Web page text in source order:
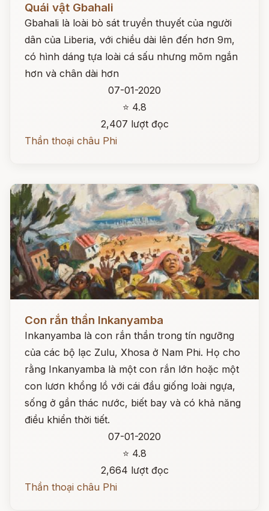
Quái vật Gbahali
Gbahali là loài bò sát truyền thuyết của người
dân của Liberia, với chiều dài lên đến hơn 9m,
có hình dáng tựa loài cá sấu nhưng mõm ngắn
hơn và chân dài hơn
07-01-2020
⭐ 4.8
2,407 lượt đọc
Thần thoại châu Phi
Con rắn thần Inkanyamba
Inkanyamba là con rắn thần trong tín ngưỡng
của các bộ lạc Zulu, Xhosa ở Nam Phi. Họ cho
rằng Inkanyamba là một con rắn lớn hoặc một
con lươn khổng lồ với cái đầu giống loài ngựa,
sống ở gần thác nước, biết bay và có khả năng
điều khiển thời tiết.
07-01-2020
⭐ 4.8
2,664 lượt đọc
Thần thoại châu Phi